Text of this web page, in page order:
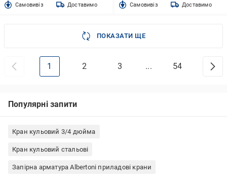
Cамовивіз Доставимо Cамовивіз Доставимо
ПОКАЗАТИ ЩЕ
1 2 3 ... 54
Популярні запити
Кран кульовий 3/4 дюйма
Кран кульовий стальові
Запірна арматура Albertoni приладові крани